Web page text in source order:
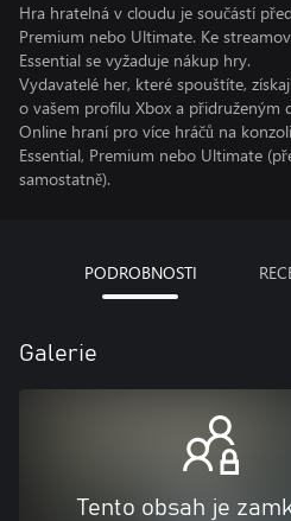
Hra hratelná v cloudu je součástí
Premium nebo Ultimate. Ke
Essential se vyžaduje nákup hry.
Vydavatelé her, které spouštíte,
o vašem profilu Xbox a přidruženým
Online hraní pro více hráčů na
Essential, Premium nebo Ultimate
samostatně).
PODROBNOSTI
Galerie
Tento obsah je